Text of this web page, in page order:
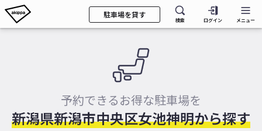
駐車場を貸す
検索 ログイン メニュー
予約できるお得な駐車場を
新潟県新潟市中央区女池神明から探す